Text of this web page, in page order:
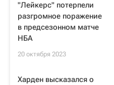
"Лейкерс" потерпели
разгромное поражение
в предсезонном матче
НБА
20 октября 2023
Харден высказался о